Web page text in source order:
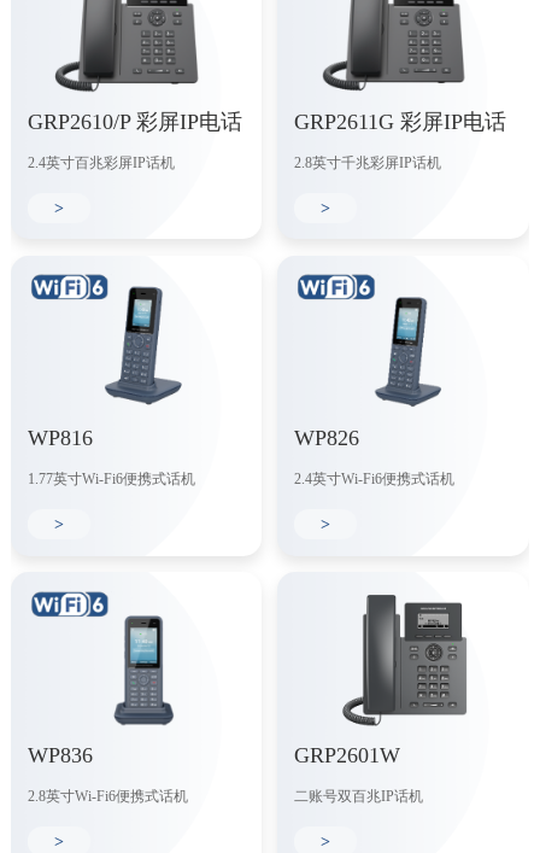
GRP2610/P 彩屏IP电话
2.4英寸百兆彩屏IP话机
>
GRP2611G 彩屏IP电话
2.8英寸千兆彩屏IP话机
>
WP816
1.77英寸Wi-Fi6便携式话机
>
WP826
2.4英寸Wi-Fi6便携式话机
>
WP836
2.8英寸Wi-Fi6便携式话机
>
GRP2601W
二账号双百兆IP话机
>